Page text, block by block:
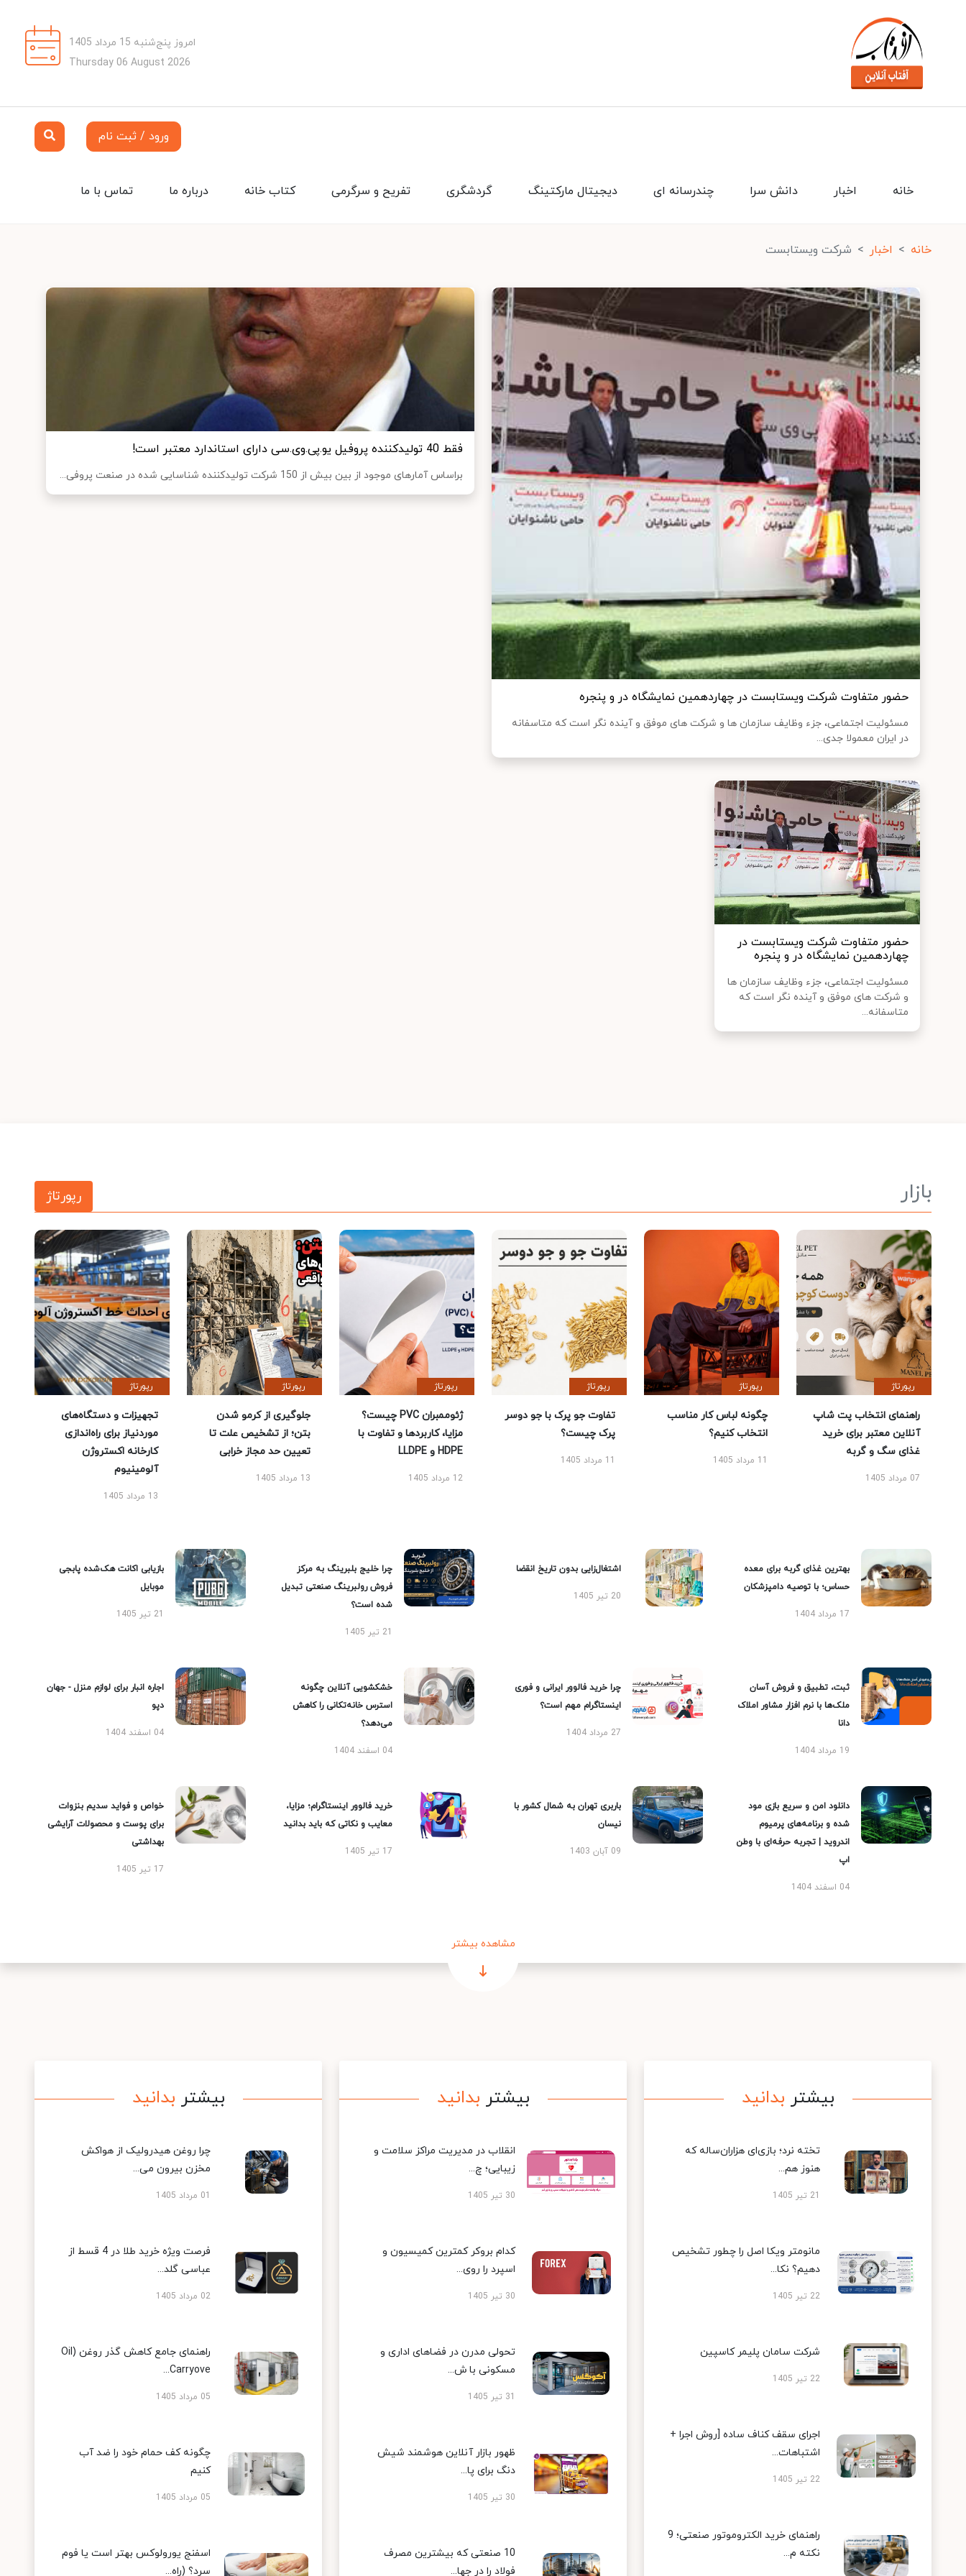
امروز پنج‌شنبه 15 مرداد 1405
Thursday 06 August 2026
ورود / ثبت نام
تماس با ما درباره ما کتاب خانه تفریح و سرگرمی گردشگری دیجیتال مارکتینگ چندرسانه ای دانش سرا اخبار خانه
خانه اخبار شرکت ویستابست
حضور متفاوت شرکت ویستابست در چهاردهمین نمایشگاه در و پنجره
مسئولیت اجتماعی، جزء وظایف سازمان ها و شرکت های موفق و آینده نگر است که متاسفانه
در ایران معمولا جدی...
فقط 40 تولیدکننده پروفیل یو.پی.وی.سی دارای استاندارد معتبر است!
براساس آمارهای موجود از بین بیش از 150 شرکت تولیدکننده شناسایی شده در صنعت پروفی...
حضور متفاوت شرکت ویستابست در
چهاردهمین نمایشگاه در و پنجره
مسئولیت اجتماعی، جزء وظایف سازمان ها
و شرکت های موفق و آینده نگر است که
متاسفانه...
بازار رپورتاژ
رپورتاژ
راهنمای انتخاب پت شاپ
آنلاین معتبر برای خرید
غذای سگ و گربه
07 مرداد 1405
رپورتاژ
چگونه لباس کار مناسب
انتخاب کنیم؟
11 مرداد 1405
رپورتاژ
تفاوت جو پرک با جو دوسر
پرک چیست؟
11 مرداد 1405
رپورتاژ
ژئوممبران PVC چیست؟
مزایا، کاربردها و تفاوت با
HDPE و LLDPE
12 مرداد 1405
رپورتاژ
جلوگیری از کرمو شدن
بتن؛ از تشخیص علت تا
تعیین حد مجاز خرابی
13 مرداد 1405
رپورتاژ
تجهیزات و دستگاه‌های
موردنیاز برای راه‌اندازی
کارخانه اکستروژن
آلومینیوم
13 مرداد 1405
بهترین غذای گربه برای معده
حساس؛ با توصیه دامپزشکان
17 مرداد 1404
اشتغال‌زایی بدون تاریخ انقضا
20 تیر 1405
چرا خلیج بلبرینگ به مرکز
فروش رولبرینگ صنعتی تبدیل
شده است؟
21 تیر 1405
بازیابی اکانت هک‌شده پابجی
موبایل
21 تیر 1405
ثبت، تطبیق و فروش آسان
ملک‌ها با نرم افزار مشاور املاک
دانا
19 مرداد 1404
چرا خرید فالوور ایرانی و فوری
اینستاگرام مهم است؟
27 مرداد 1404
خشکشویی آنلاین چگونه
استرس خانه‌تکانی را کاهش
می‌دهد؟
04 اسفند 1404
اجاره انبار برای لوازم منزل - جهان
دپو
04 اسفند 1404
دانلود امن و سریع بازی مود
شده و برنامه‌های پرمیوم
اندروید | تجربه حرفه‌ای با وطن
اپ
04 اسفند 1404
باربری تهران به شمال کشور با
نیسان
09 آبان 1403
خرید فالوور اینستاگرام؛ مزایا،
معایب و نکاتی که باید بدانید
17 تیر 1405
خواص و فواید سدیم بنزوات
برای پوست و محصولات آرایشی
بهداشتی
17 تیر 1405
مشاهده بیشتر
بیشتر بدانید
تخته نرد؛ بازی‌ای هزاران‌ساله که
هنوز هم...
21 تیر 1405
مانومتر ویکا اصل را چطور تشخیص
دهیم؟ نکا...
22 تیر 1405
شرکت سامان پلیمر کاسپین
22 تیر 1405
اجرای سقف کناف ساده [روش اجرا +
اشتباهات...
22 تیر 1405
راهنمای خرید الکتروموتور صنعتی؛ 9
نکته م...
بیشتر بدانید
انقلاب در مدیریت مراکز سلامت و
زیبایی؛ چ...
30 تیر 1405
کدام بروکر کمترین کمیسیون و
اسپرد را روی...
30 تیر 1405
تحولی مدرن در فضاهای اداری و
مسکونی با ش...
31 تیر 1405
ظهور بازار آنلاین هوشمند شیش
دنگ برای پا...
30 تیر 1405
10 صنعتی که بیشترین مصرف
فولاد را در جها...
بیشتر بدانید
چرا روغن هیدرولیک از هواکش
مخزن بیرون می...
01 مرداد 1405
فرصت ویژه خرید طلا در 4 قسط از
عباسی گلد...
02 مرداد 1405
راهنمای جامع کاهش گذر روغن (Oil
Carryove...
05 مرداد 1405
چگونه کف حمام خود را ضد آب
کنیم
05 مرداد 1405
اسفنج یورولوکس بهتر است یا فوم
سرد؟ (راه...